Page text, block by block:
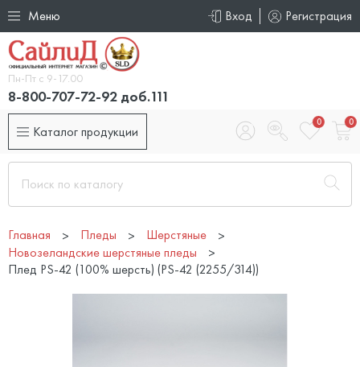
Меню Вход Регистрация
Пн-Пт с 9-17.00
8-800-707-72-92 доб.111
Каталог продукции
0 0
Главная Пледы
Шерстяные
Новозеландские шерстяные пледы
Плед PS-42 (100% шерсть) (PS-42 (2255/314))